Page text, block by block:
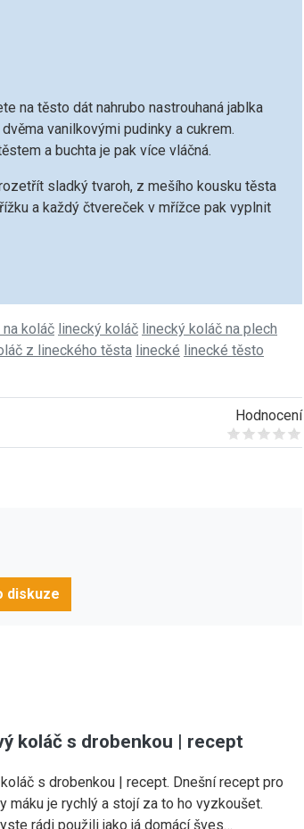
na těsto dát nahrubo nastrouhaná jablka
vanilkovými pudinky a cukrem.
a buchta je pak více vláčná.
sladký tvaroh, z mešího kousku těsta
a každý čtvereček v mřížce pak vyplnit
koláč linecký koláč linecký koláč na plech
z lineckého těsta linecké linecké těsto
Hodnocení
Give it 1/5
Give it 2/5
Give it 3/5
Give it 4/5
Give it 5/5
diskuze
koláč s drobenkou | recept
s drobenkou | recept. Dnešní recept pro
máku je rychlý a stojí za to ho vyzkoušet.
rádi použili jako já domácí šves…